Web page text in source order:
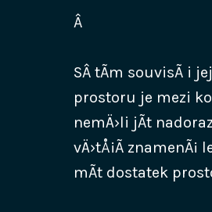
Â
SÂ tÃ­m souvisÃ­ i
prostoru je mezi
nemÄ›li jÃ­t
vÄ›tÅ¡Ã­
mÃ­t dostatek